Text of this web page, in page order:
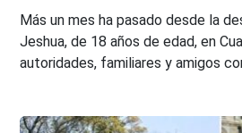
Más un mes ha pasado desde la
Jeshua, de 18 años de edad, en
autoridades, familiares y amigos